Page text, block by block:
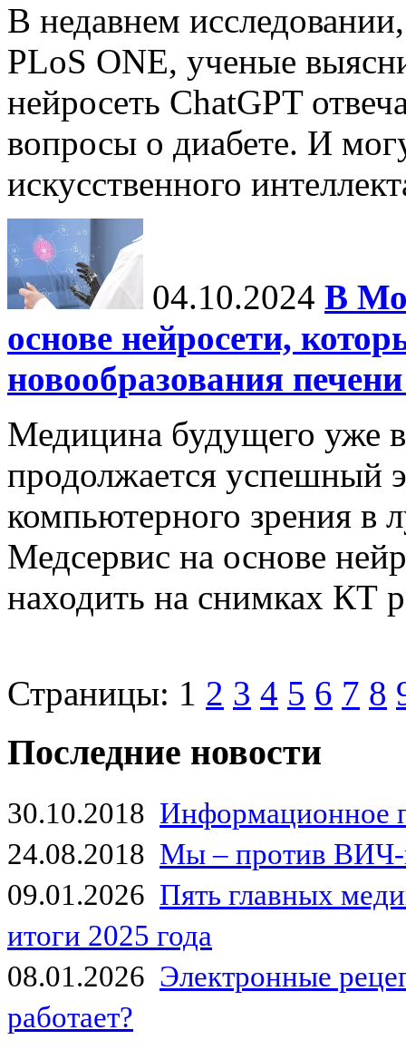
В недавнем
PLoS ONE, ученые
нейросеть ChatGPT
вопросы о диабете. И
искусственного
04.10.2024 В
основе нейросети,
новообразования
Медицина будущего уже
продолжается успешный
компьютерного зрения в
Медсервис на основе
находить на снимках КТ
Страницы: 1 2 3 4 5 6 7 8
Последние новости
30.10.2018 Информационное
24.08.2018 Мы – против
09.01.2026 Пять главных
итоги 2025 года
08.01.2026 Электронные
работает?